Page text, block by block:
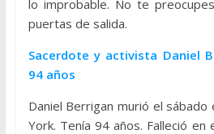
lo improbable. No te
puertas de salida.
Sacerdote y activista Daniel
94 años
Daniel Berrigan murió el sábado
York. Tenía 94 años. Falleció en